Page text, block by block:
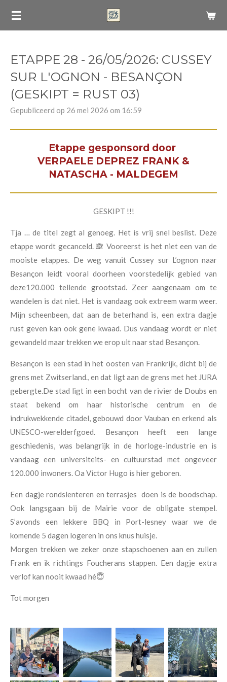
Ga
hoofdinhoud
ETAPPE 28 - 26/05/2026: CUSSEY
SUR L'OGNON - BESANÇON
(GESKIPT = RUST 03)
Gepubliceerd op 26 mei 2026 om 16:59
Etappe gesponsord door
VERPAELE DEPREZ FRANK &
NATASCHA - MALDEGEM
GESKIPT !!!
Tja … de titel zegt al genoeg. Het is vrij snel beslist. Deze
etappe wordt gecanceld. 🙈 Vooreerst is het niet een van de
mooiste etappes. De weg vanuit Cussey sur L’ognon naar
Besançon leidt vooral doorheen voorstedelijk gebied van
deze120.000 tellende grootstad. Zeer aangenaam om te
wandelen is dat niet. Het is vandaag ook extreem warm weer.
Mijn scheenbeen, dat aan de beterhand is, een extra dagje
rust geven kan ook gene kwaad. Dus vandaag wordt er niet
gewandeld maar trekken we erop uit naar stad Besançon.
Besançon is een stad in het oosten van Frankrijk, dicht bij de
grens met Zwitserland., en dat ligt aan de grens met het JURA
gebergte.De stad ligt in een bocht van de rivier de Doubs en
staat bekend om haar historische centrum en de
indrukwekkende citadel, gebouwd door Vauban en erkend als
UNESCO-werelderfgoed. Besançon heeft een lange
geschiedenis, was belangrijk in de horloge-industrie en is
vandaag een universiteits- en cultuurstad met ongeveer
120.000 inwoners. Oa Victor Hugo is hier geboren.
Een dagje rondslenteren en terrasjes doen is de boodschap.
Ook langsgaan bij de Mairie voor de obligate stempel.
S’avonds een lekkere BBQ in Port-lesney waar we de
komende 5 dagen logeren in ons knus huisje.
Morgen trekken we zeker onze stapschoenen aan en zullen
Frank en ik richtings Foucherans stappen. Een dagje extra
verlof kan nooit kwaad hé😇
Tot morgen